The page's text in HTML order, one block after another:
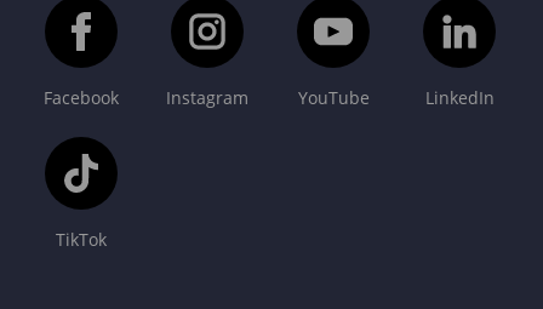
Facebook Instagram YouTube LinkedIn
TikTok